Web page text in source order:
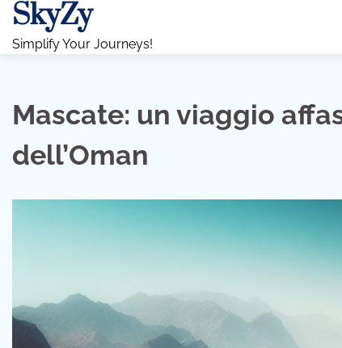
Skip
content
SkyZy
Simplify Your Journeys!
Mascate: un viaggio
dell’Oman